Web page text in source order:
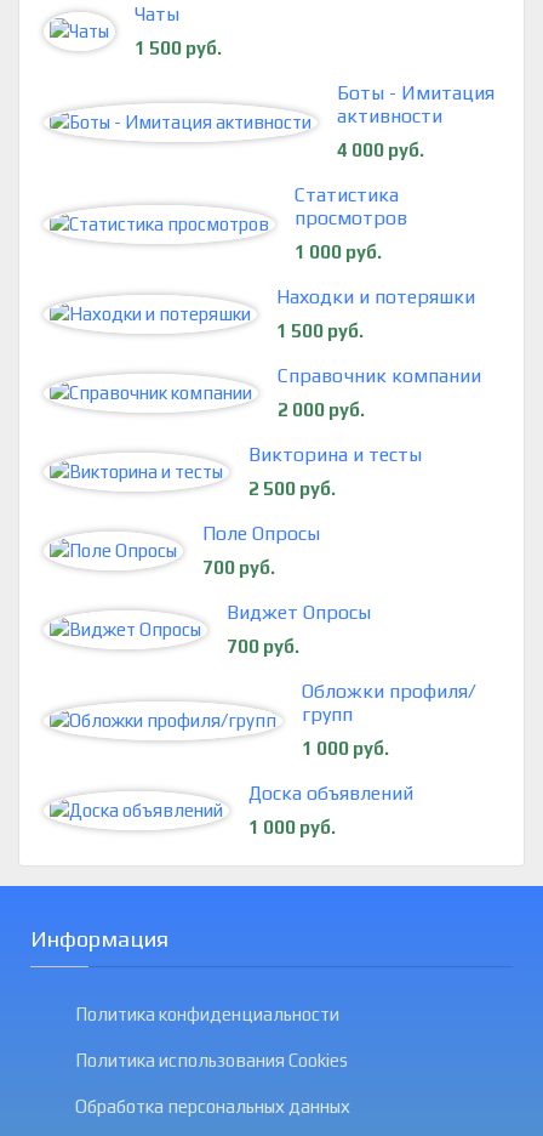
Чаты
1 500 руб.
Боты - Имитация
активности
4 000 руб.
Статистика
просмотров
1 000 руб.
Находки и потеряшки
1 500 руб.
Справочник компании
2 000 руб.
Викторина и тесты
2 500 руб.
Поле Опросы
700 руб.
Виджет Опросы
700 руб.
Обложки профиля/
групп
1 000 руб.
Доска объявлений
1 000 руб.
Информация
Политика конфиденциальности
Политика использования Cookies
Обработка персональных данных